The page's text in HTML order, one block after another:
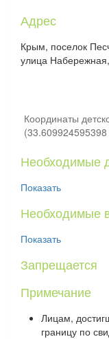
Адрес
Крым, поселок
улица
Координаты
Необходимые
Показать
Необходимые
Показать
Запрещается
Примечание
Лицам,
границу по